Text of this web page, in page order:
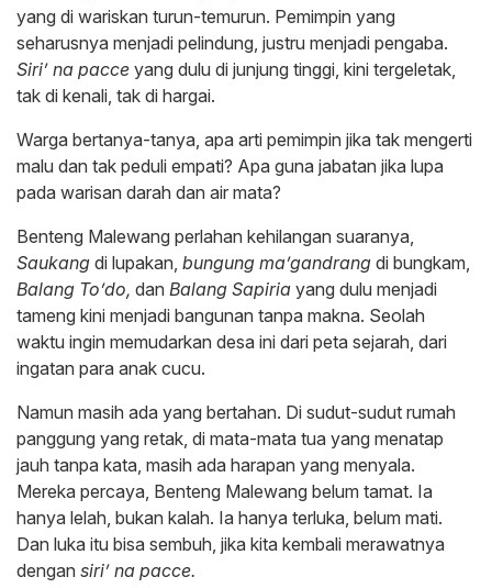
yang di wariskan turun-temurun. Pemimpin yang
seharusnya menjadi pelindung, justru menjadi pengaba.
Siri’ na pacce yang dulu di junjung tinggi, kini tergeletak,
tak di kenali, tak di hargai.
Warga bertanya-tanya, apa arti pemimpin jika tak mengerti
malu dan tak peduli empati? Apa guna jabatan jika lupa
pada warisan darah dan air mata?
Benteng Malewang perlahan kehilangan suaranya,
Saukang di lupakan, bungung ma’gandrang di bungkam,
Balang To’do, dan Balang Sapiria yang dulu menjadi
tameng kini menjadi bangunan tanpa makna. Seolah
waktu ingin memudarkan desa ini dari peta sejarah, dari
ingatan para anak cucu.
Namun masih ada yang bertahan. Di sudut-sudut rumah
panggung yang retak, di mata-mata tua yang menatap
jauh tanpa kata, masih ada harapan yang menyala.
Mereka percaya, Benteng Malewang belum tamat. Ia
hanya lelah, bukan kalah. Ia hanya terluka, belum mati.
Dan luka itu bisa sembuh, jika kita kembali merawatnya
dengan siri’ na pacce.